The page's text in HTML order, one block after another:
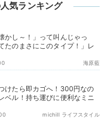
気ランキング
かし～！」って叫んじゃっ
たのまさにこのタイプ！」レ
海原藍
けたら即カゴへ！300円なの
ベル！持ち運びに便利なミニ
michill ライフスタイル